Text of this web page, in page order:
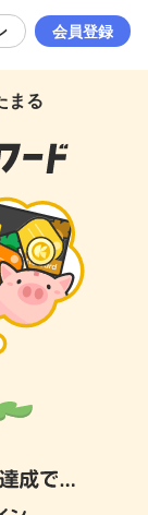
会員登録
まる